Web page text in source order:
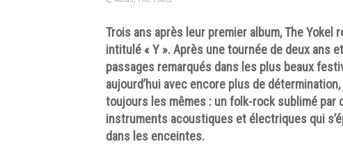
Trois ans après leur premier album, The
intitulé « Y ». Après une tournée de deux ans
passages remarqués dans les plus beaux
aujourd’hui avec encore plus de
toujours les mêmes : un folk-rock sublimé par
instruments acoustiques et électriques qui
dans les enceintes.